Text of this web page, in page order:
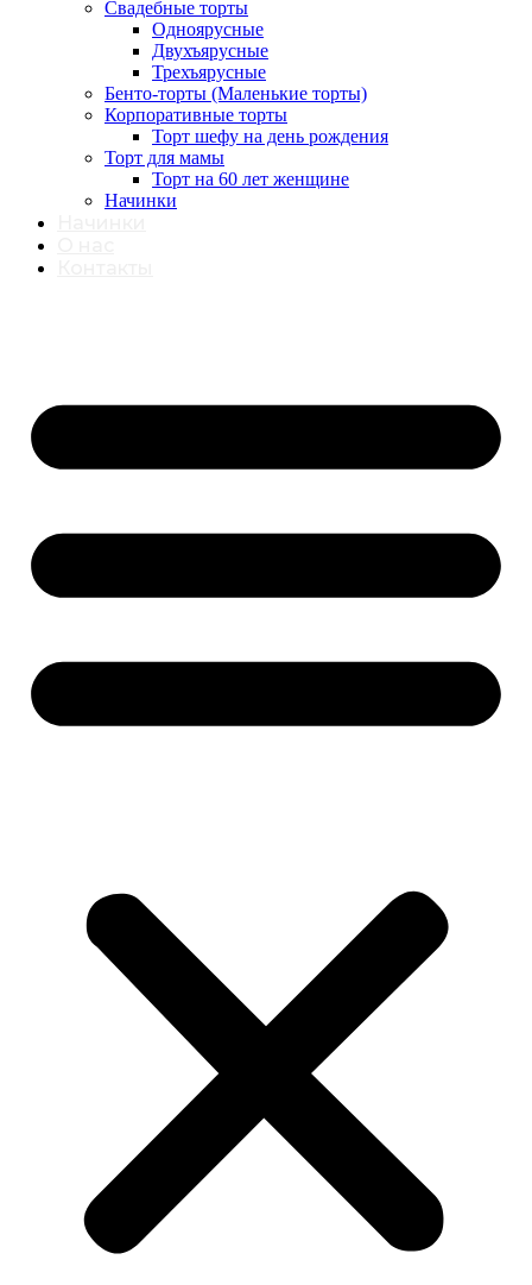
Свадебные торты
Одноярусные
Двухъярусные
Трехъярусные
Бенто-торты (Маленькие торты)
Корпоративные торты
Торт шефу на день рождения
Торт для мамы
Торт на 60 лет женщине
Начинки